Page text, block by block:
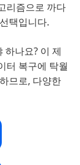
리즘으로 까다
택입니다.
나요? 이 제
터 복구에 탁월
므로, 다양한